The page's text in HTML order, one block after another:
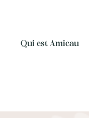
Qui est Amicau